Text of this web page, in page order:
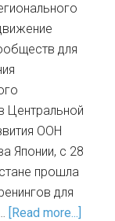
для
Центральной
ООН
Японии, с 28
прошла
для
[Read more...]